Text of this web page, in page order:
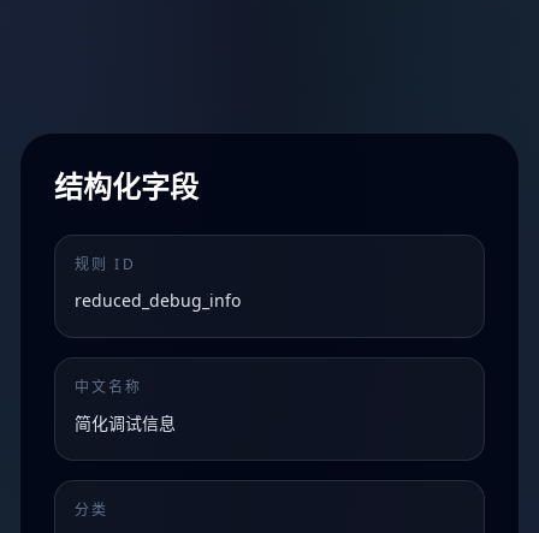
结构化字段
规则 ID
reduced_debug_info
中文名称
简化调试信息
分类